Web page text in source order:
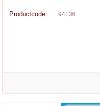
Productcode: 94136